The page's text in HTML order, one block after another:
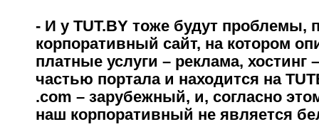
- И у TUT.BY тоже будут проблемы,
корпоративный сайт, на котором
платные услуги – реклама, хостинг
частью портала и находится на
.com – зарубежный, и, согласно
наш корпоративный не является